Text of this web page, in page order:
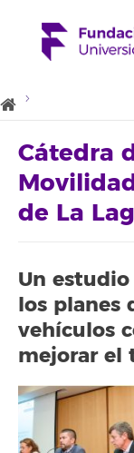
Cátedra
de La
Un
los planes
vehículos
mejorar el